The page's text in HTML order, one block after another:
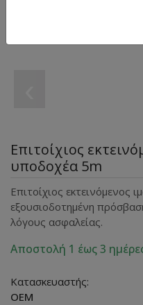
Επιτοίχιος
υποδοχέα 5m
Επιτοίχιος εκτεινόμενος
εξουσιοδοτημένη
λόγους ασφαλείας.
Αποστολή 1 έως 3
Κατασκευαστής:
OEM